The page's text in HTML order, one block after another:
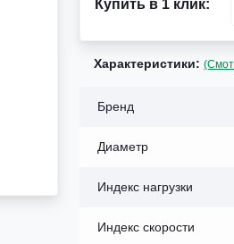
Купить в 1 клик:
Характеристики:
Бренд
Диаметр
Индекс нагрузки
Индекс скорости